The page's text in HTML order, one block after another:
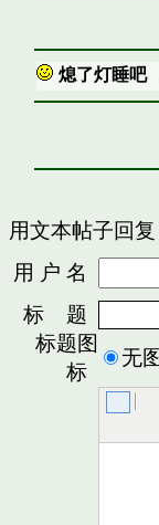
熄了灯睡吧
用文本帖子回复
用 户 名
标 题
标题图
标
无